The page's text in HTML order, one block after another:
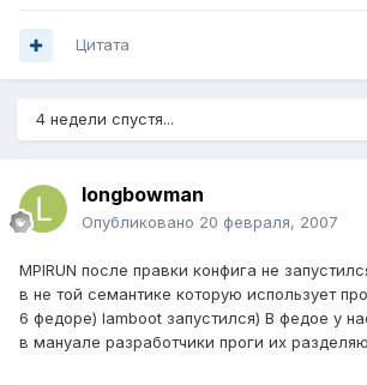
Цитата
4 недели спустя...
longbowman
Опубликовано 20 февраля, 2007
MPIRUN после правки конфига не
в не той семантике которую использует
6 федоре) lamboot запустился) В федое у
в мануале разработчики проги их